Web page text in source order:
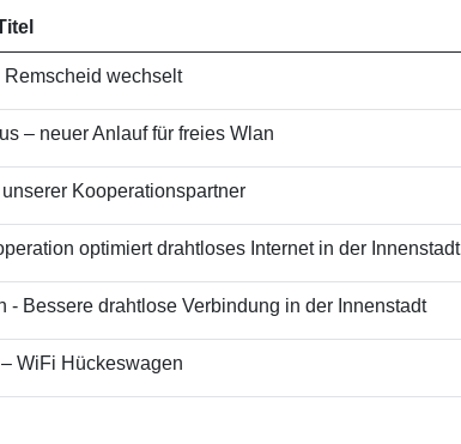
wechselt
– neuer Anlauf für freies Wlan
Kooperationspartner
optimiert drahtloses Internet in der Innenstadt
Bessere drahtlose Verbindung in der Innenstadt
WiFi Hückeswagen